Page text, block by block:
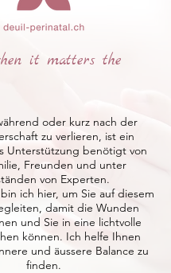
it matters the
oder kurz nach der
zu verlieren, ist ein
Unterstützung benötigt von
Freunden und unter
von Experten.
ich hier, um Sie auf diesem
damit die Wunden
und Sie in eine lichtvolle
können. Ich helfe Ihnen
und äussere Balance zu
finden.